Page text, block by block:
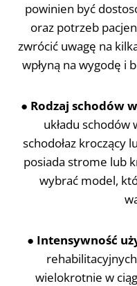
powinien być
oraz potrzeb
zwrócić uwagę na
wpłyną na wygodę i
● Rodzaj schodów
układu schodów
schodołaz kroczący
posiada strome lub
wybrać model,
● Intensywność
wielokrotnie w